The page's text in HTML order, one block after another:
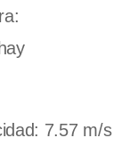
7.57 m/s